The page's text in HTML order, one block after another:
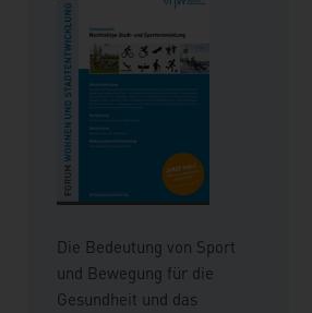
Die Bedeutung von Sport
und Bewegung für die
Gesundheit und das